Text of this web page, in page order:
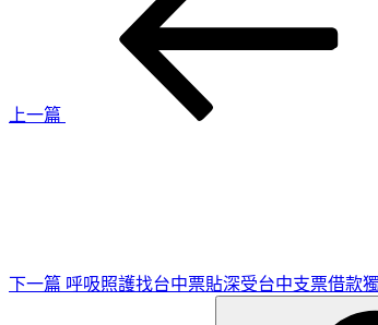
上一篇
下一篇 呼吸照護找台中票貼深受台中支票借款